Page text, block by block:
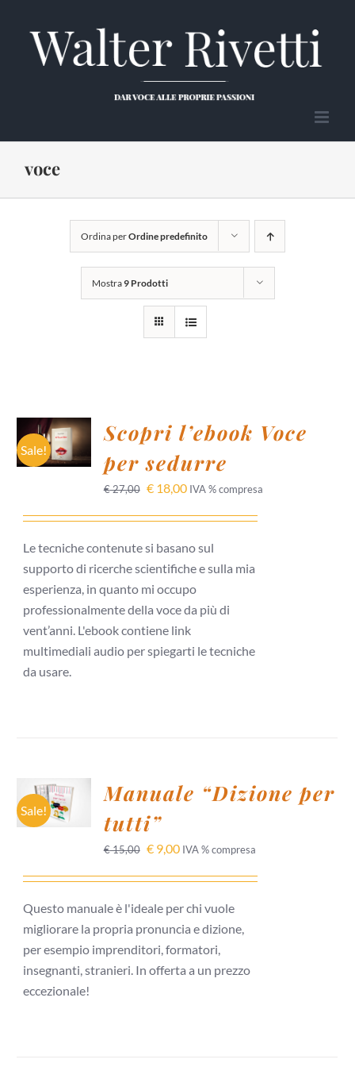
contenuto
voce
Ordina perOrdine predefinito
Mostra9 Prodotti
Sale!
AL
CARRELLO
/
Scopri l’ebook Voce
per sedurre
€27,00 €18,00 IVA % compresa
Le tecniche contenute si basano sul
supporto di ricerche scientifiche e sulla mia
esperienza, in quanto mi occupo
professionalmente della voce da più di
vent’anni. L'ebook contiene link
multimediali audio per spiegarti le tecniche
da usare.
Sale!
AL
CARRELLO
/
Manuale “Dizione per
tutti”
€15,00 €9,00 IVA % compresa
Questo manuale è l'ideale per chi vuole
migliorare la propria pronuncia e dizione,
per esempio imprenditori, formatori,
insegnanti, stranieri. In offerta a un prezzo
eccezionale!